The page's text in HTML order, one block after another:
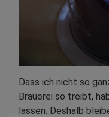
Dass ich nicht so
Brauerei so treibt,
lassen. Deshalb